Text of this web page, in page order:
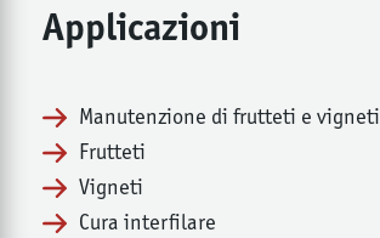
Applicazioni
Manutenzione di frutteti e vigneti
Frutteti
Vigneti
Cura interfilare